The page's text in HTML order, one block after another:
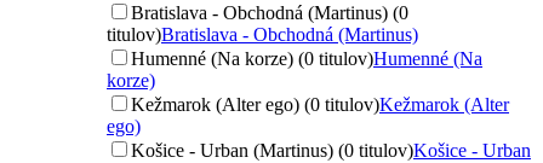
Bratislava - Obchodná (Martinus) (0
titulov)Bratislava - Obchodná (Martinus)
Humenné (Na korze) (0 titulov)Humenné (Na
korze)
Kežmarok (Alter ego) (0 titulov)Kežmarok (Alter
ego)
Košice - Urban (Martinus) (0 titulov)Košice - Urban